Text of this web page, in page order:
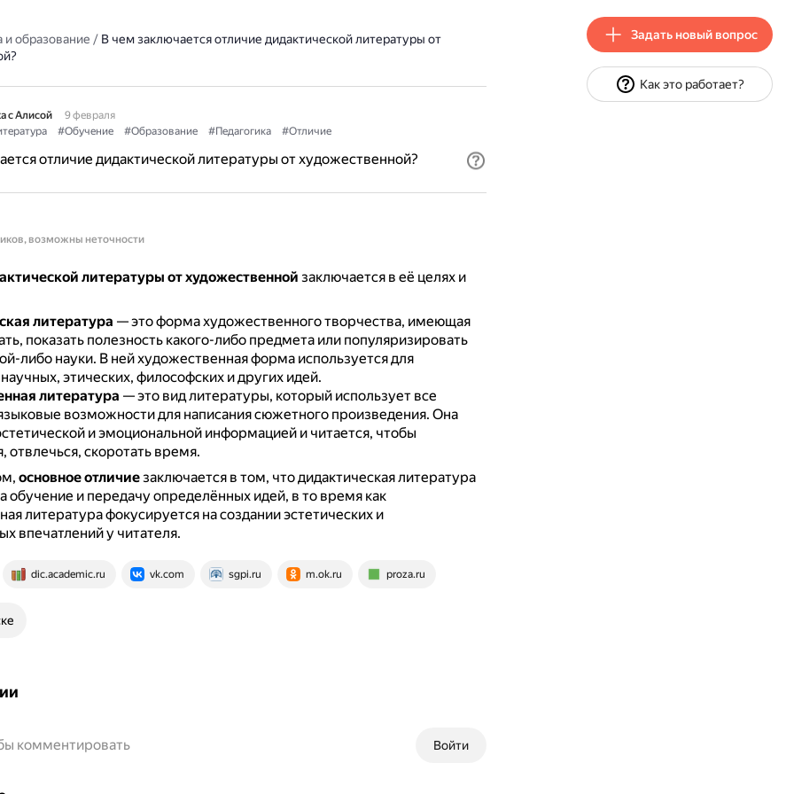
и образование / В чем заключается отличие дидактической литературы от
с Алисой
9 февраля
#Обучение #Образование #Педагогика #Отличие
отличие дидактической литературы от художественной?
возможны неточности
литературы от художественной заключается в её целях и
литература — это форма художественного творчества, имеющая
показать полезность какого-либо предмета или популяризировать
либо науки. В ней художественная форма используется для
этических, философских и других идей.
литература — это вид литературы, который использует все
возможности для написания сюжетного произведения. Она
и эмоциональной информацией и читается, чтобы
отвлечься, скоротать время.
основное отличиезаключается в том, что дидактическая литература
обучение и передачу определённых идей, в то время как
литература фокусируется на создании эстетических и
впечатлений у читателя.
dic.academic.ru vk.com sgpi.ru m.ok.ru proza.ru
Войти
комментировать
Задать новый вопрос
Как это работает?